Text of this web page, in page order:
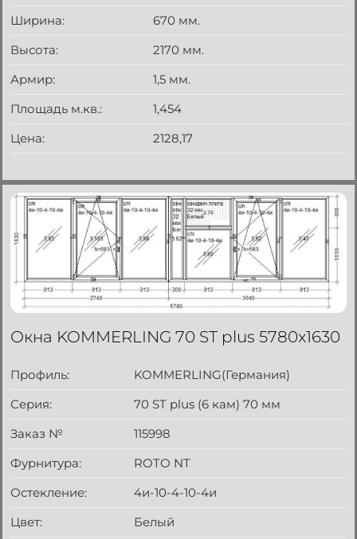
Ширина:
670 мм.
Высота:
2170 мм.
Армир:
1,5 мм.
Площадь м.кв.:
1,454
Цена:
2128,17
Окна KOMMERLING 70 ST plus 5780x1630
Профиль:
KOMMERLING(Германия)
Серия:
70 ST plus (6 кам) 70 мм
Заказ №
115998
Фурнитура:
ROTO NT
Остекление:
4и-10-4-10-4и
Цвет:
Белый